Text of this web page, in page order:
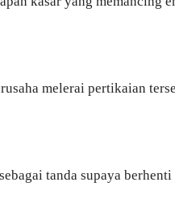
melerai pertikaian
tanda supaya